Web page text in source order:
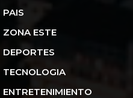
PAIS
ZONA ESTE
DEPORTES
TECNOLOGIA
ENTRETENIMIENTO